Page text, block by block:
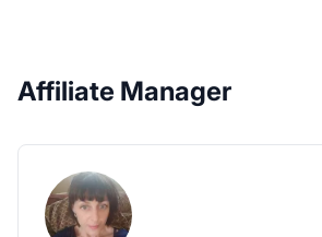
Affiliate Manager